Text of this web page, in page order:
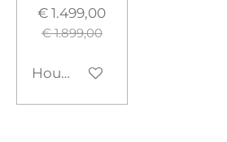
€ 1.499,00
€ 1.899,00
Houd mij op de hoogte